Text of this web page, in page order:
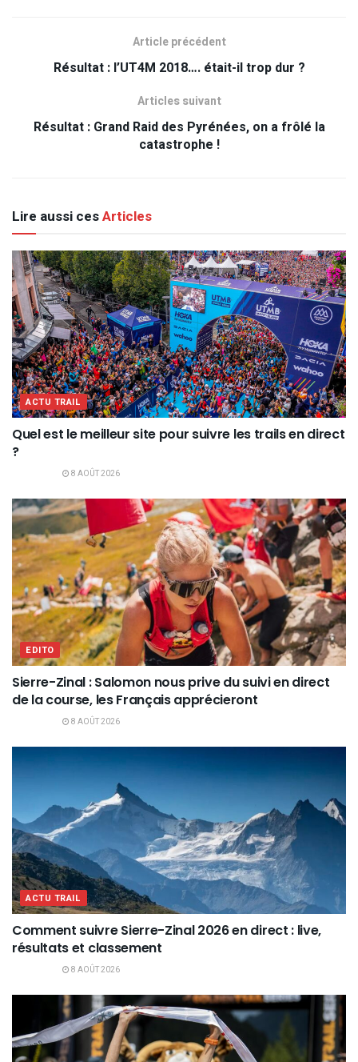
Article précédent
Résultat : l’UT4M 2018…. était-il trop dur ?
Articles suivant
Résultat : Grand Raid des Pyrénées, on a frôlé la
catastrophe !
Lire aussi cesArticles
ACTU TRAIL
Quel est le meilleur site pour suivre les trails en direct
?
8 AOÛT 2026
EDITO
Sierre-Zinal : Salomon nous prive du suivi en direct
de la course, les Français apprécieront
8 AOÛT 2026
ACTU TRAIL
Comment suivre Sierre-Zinal 2026 en direct : live,
résultats et classement
8 AOÛT 2026